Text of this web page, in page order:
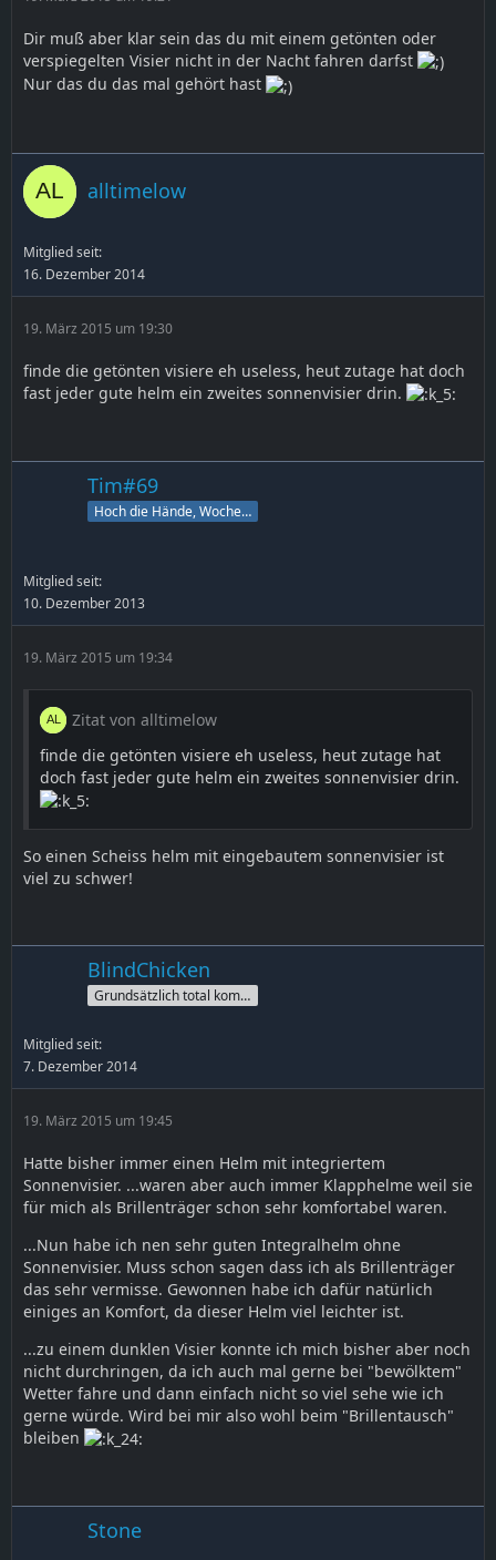
Dir muß aber klar sein das du mit einem getönten oder
verspiegelten Visier nicht in der Nacht fahren darfst
Nur das du das mal gehört hast
alltimelow
Mitglied seit:
16. Dezember 2014
19. März 2015 um 19:30
finde die getönten visiere eh useless, heut zutage hat doch
fast jeder gute helm ein zweites sonnenvisier drin.
Tim#69
Hoch die Hände, Wochenende!
Mitglied seit:
10. Dezember 2013
19. März 2015 um 19:34
Zitat von alltimelow
finde die getönten visiere eh useless, heut zutage hat
doch fast jeder gute helm ein zweites sonnenvisier drin.
So einen Scheiss helm mit eingebautem sonnenvisier ist
viel zu schwer!
BlindChicken
Grundsätzlich total kompetenter Vollprofi :D
Mitglied seit:
7. Dezember 2014
19. März 2015 um 19:45
Hatte bisher immer einen Helm mit integriertem
Sonnenvisier. ...waren aber auch immer Klapphelme weil sie
für mich als Brillenträger schon sehr komfortabel waren.
...Nun habe ich nen sehr guten Integralhelm ohne
Sonnenvisier. Muss schon sagen dass ich als Brillenträger
das sehr vermisse. Gewonnen habe ich dafür natürlich
einiges an Komfort, da dieser Helm viel leichter ist.
...zu einem dunklen Visier konnte ich mich bisher aber noch
nicht durchringen, da ich auch mal gerne bei "bewölktem"
Wetter fahre und dann einfach nicht so viel sehe wie ich
gerne würde. Wird bei mir also wohl beim "Brillentausch"
bleiben
Stone